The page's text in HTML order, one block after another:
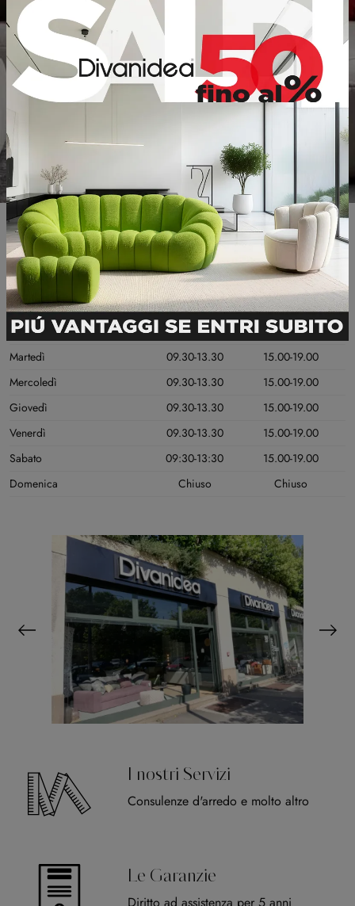
Informazioni Utili
GIORNI DI APERTURA MATTINO POMERIGGIO
Lunedì Chiuso
15.00-19.00
Martedì
09.30-13.30
15.00-19.00
Mercoledì
09.30-13.30
15.00-19.00
Giovedì
09.30-13.30
15.00-19.00
Venerdì
09.30-13.30
15.00-19.00
Sabato
09:30-13:30
15.00-19.00
Domenica
Chiuso Chiuso
I nostri Servizi
Consulenze d'arredo e molto altro
Le Garanzie
Diritto ad assistenza per 5 anni